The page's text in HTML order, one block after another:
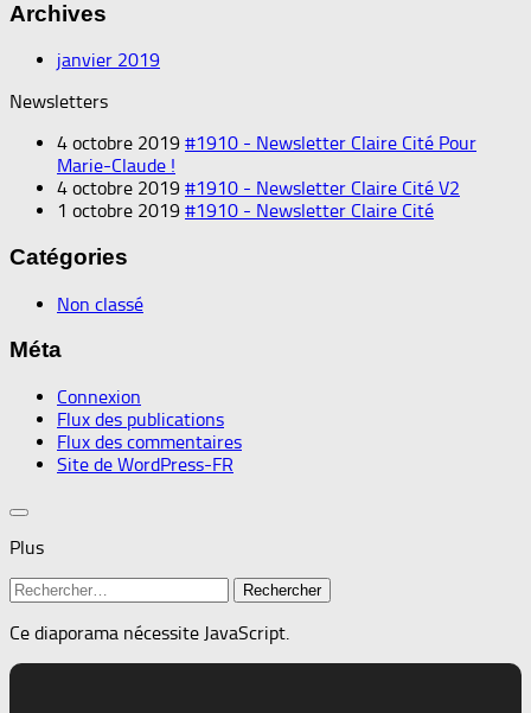
Archives
janvier 2019
Newsletters
4 octobre 2019 #1910 - Newsletter Claire Cité Pour
Marie-Claude !
4 octobre 2019 #1910 - Newsletter Claire Cité V2
1 octobre 2019 #1910 - Newsletter Claire Cité
Catégories
Non classé
Méta
Connexion
Flux des publications
Flux des commentaires
Site de WordPress-FR
Plus
Rechercher :
Ce diaporama nécessite JavaScript.